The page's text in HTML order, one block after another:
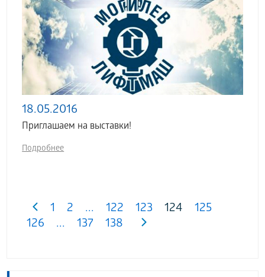
18.05.2016
Приглашаем на выставки!
Подробнее
1 2 ... 122 123 124
125
126
... 137 138